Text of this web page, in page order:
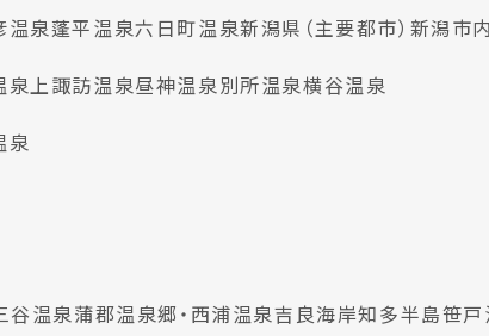
温泉蓬平温泉六日町温泉新潟県（主要都市） 新潟市
泉上諏訪温泉昼神温泉別所温泉横谷温泉
泉
谷温泉蒲郡温泉郷・西浦温泉吉良海岸知多半島笹